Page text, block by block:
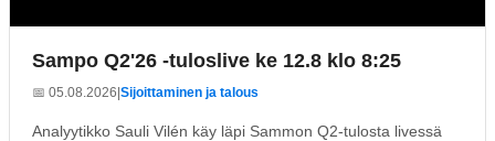
Sampo Q2'26 -tuloslive ke 12.8 klo 8:25
📅 05.08.2026|Sijoittaminen ja talous
Analyytikko Sauli Vilén käy läpi Sammon Q2-tulosta livessä